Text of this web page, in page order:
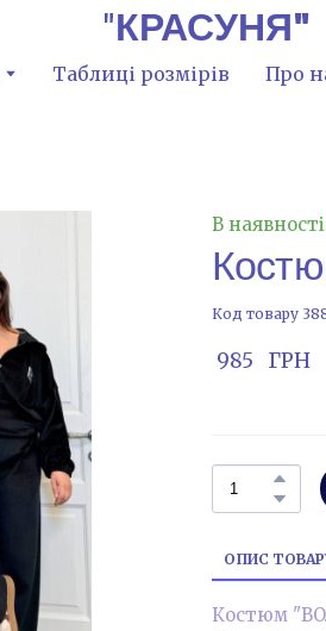
"КРАСУНЯ"
Таблиці розмірів Про
В наявності
Код товару
985   ГРН
ОПИС
Костюм